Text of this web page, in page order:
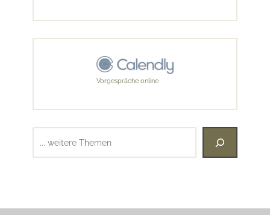
Vorgespräche online